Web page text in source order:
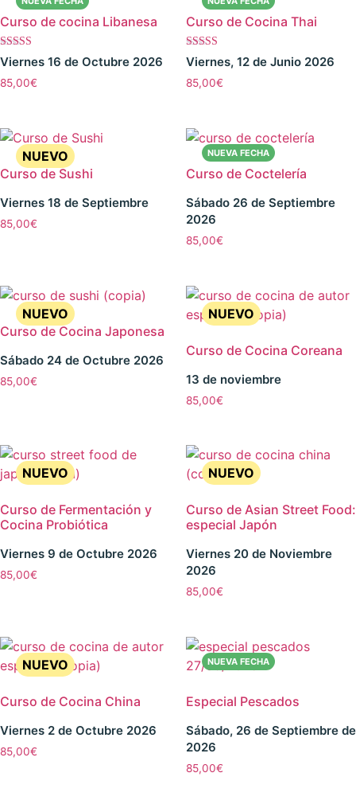
Curso de cocina Libanesa
Valorado con
5.00
de 5
Viernes 16 de Octubre 2026
85,00€
Curso de Cocina Thai
Valorado
con
4.00
de 5
Viernes, 12 de Junio 2026
85,00€
Curso de Sushi
Viernes 18 de Septiembre
85,00€
Curso de Coctelería
Sábado 26 de Septiembre
2026
85,00€
Curso de Cocina Japonesa
Sábado 24 de Octubre 2026
85,00€
Curso de Cocina Coreana
13 de noviembre
85,00€
Curso de Fermentación y
Cocina Probiótica
Viernes 9 de Octubre 2026
85,00€
Curso de Asian Street Food:
especial Japón
Viernes 20 de Noviembre
2026
85,00€
Curso de Cocina China
Viernes 2 de Octubre 2026
85,00€
Especial Pescados
Sábado, 26 de Septiembre de
2026
85,00€